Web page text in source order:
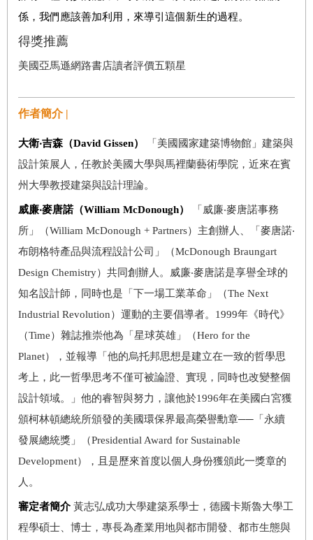
係，我們應該善加利用，來導引這個新生的過程。
得獎推薦
美國亞馬遜網路書店讀者評價五顆星
作者簡介 |
大衛‧吉森（David Gissen）
「美國國家建築博物館」建築與
設計策展人，任教於美國大學與馬裡蘭藝術學院，近來在賓
州大學教授建築與設計理論。
威廉‧麥唐諾（William McDonough）
「威廉‧麥唐諾事務
所」（William McDonough + Partners）主創辦人、「麥唐諾‧
布朗格特產品與流程設計公司」（McDonough Braungart
Design Chemistry）共同創辦人。威廉‧麥唐諾是享譽全球的
知名設計師，同時也是「下一場工業革命」（The Next
Industrial Revolution）運動的主要倡導者。1999年《時代》
（Time）雜誌推崇他為「星球英雄」（Hero for the
Planet），並報導「他的烏托邦思想是建立在一致的哲學思
考上，此一哲學思考不僅可被論證、實現，同時也改變整個
設計領域。」他的睿智與努力，讓他於1996年在美國白宮獲
頒柯林頓總統所頒發的美國環保界最高榮譽勳章──「永續
發展總統獎」（Presidential Award for Sustainable
Development），且是歷來首度以個人身份獲頒此一獎章的
人。
審定者簡介 黃志弘成功大學建築系學士，德國卡斯魯大學工
程學碩士、博士，專長為產業用地與都市開發、都市生態與